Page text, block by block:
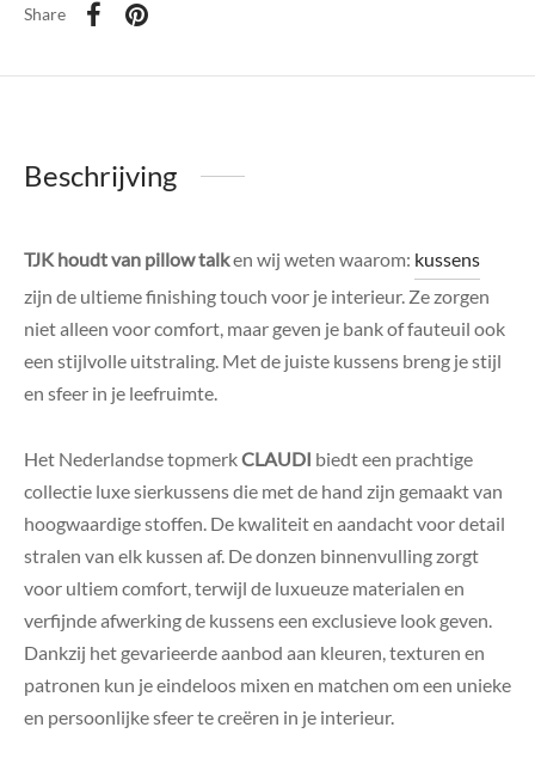
Share
Beschrijving
TJK houdt van pillow talken wij weten waarom: kussens
zijn de ultieme finishing touch voor je interieur. Ze zorgen
niet alleen voor comfort, maar geven je bank of fauteuil ook
een stijlvolle uitstraling. Met de juiste kussens breng je stijl
en sfeer in je leefruimte.
Het Nederlandse topmerkCLAUDI biedt een prachtige
collectie luxe sierkussens die met de hand zijn gemaakt van
hoogwaardige stoffen. De kwaliteit en aandacht voor detail
stralen van elk kussen af. De donzen binnenvulling zorgt
voor ultiem comfort, terwijl de luxueuze materialen en
verfijnde afwerking de kussens een exclusieve look geven.
Dankzij het gevarieerde aanbod aan kleuren, texturen en
patronen kun je eindeloos mixen en matchen om een unieke
en persoonlijke sfeer te creëren in je interieur.